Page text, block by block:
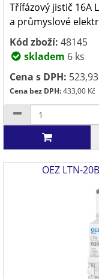
Třífázový jistič 16A
a průmyslové
Kód zboží: 48145
skladem 6 ks
Cena s DPH:
Cena bez DPH:433,00 Kč
OEZ LTN-